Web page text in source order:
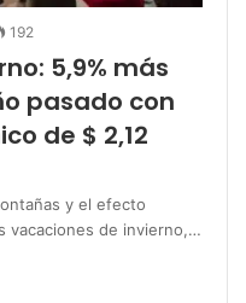
192
5,9% más
pasado con
de $ 2,12
y el efecto
vacaciones de invierno,…